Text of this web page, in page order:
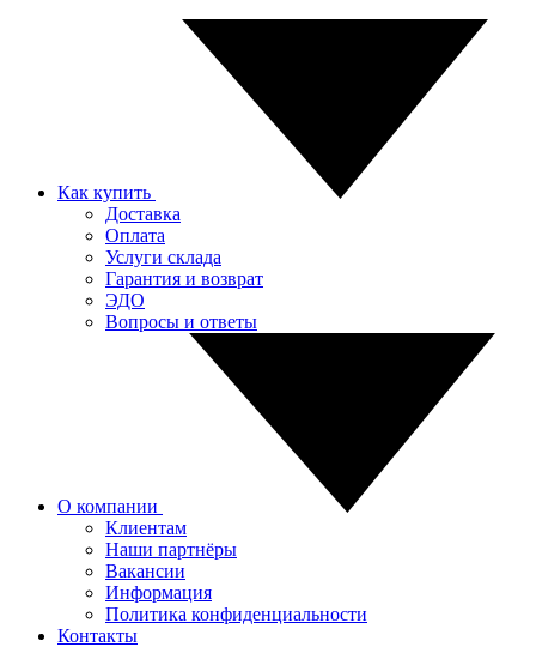
Как купить
Доставка
Оплата
Услуги склада
Гарантия и возврат
ЭДО
Вопросы и ответы
О компании
Клиентам
Наши партнёры
Вакансии
Информация
Политика конфиденциальности
Контакты